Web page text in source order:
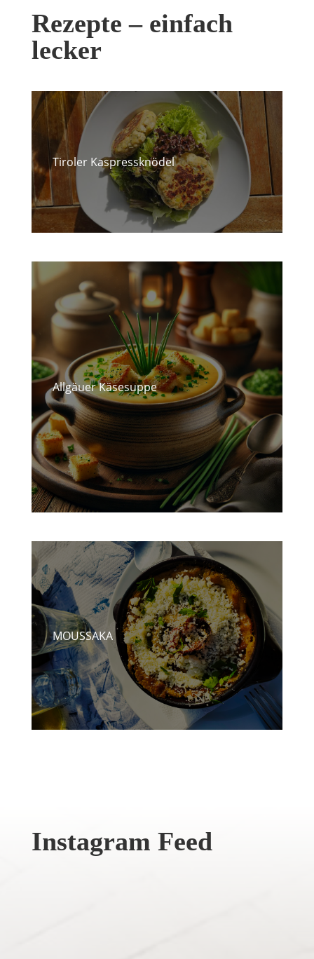
Rezepte – einfach
lecker
Tiroler Kaspressknödel
Allgäuer Käsesuppe
MOUSSAKA
Instagram Feed